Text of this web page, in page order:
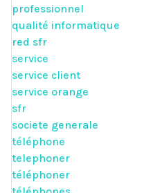
professionnel
qualité informatique
red sfr
service
service client
service orange
sfr
societe generale
téléphone
telephoner
téléphoner